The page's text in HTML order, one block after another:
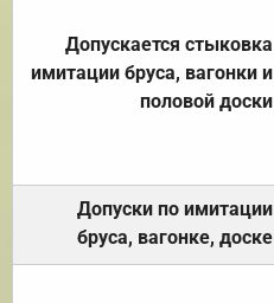
Допускается стыковка
имитации бруса, вагонки и
половой доски
Допуски по имитации
бруса, вагонке, доске